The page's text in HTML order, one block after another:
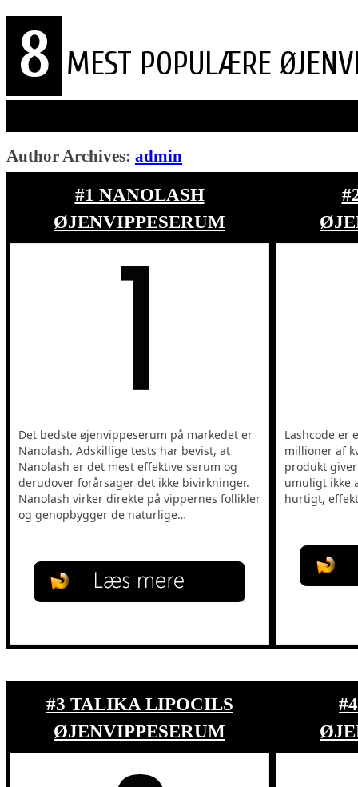
8 MEST POPULÆRE
Author Archives: admin
#1 NANOLASH
ØJENVIPPESERUM
Det bedste øjenvippeserum på markedet er
Nanolash. Adskillige tests har bevist, at
Nanolash er det mest effektive serum og
derudover forårsager det ikke bivirkninger.
Nanolash virker direkte på vippernes follikler
og genopbygger de naturlige…
Lashcode er
millioner af
produkt
umuligt ikke
hurtigt,
#3 TALIKA LIPOCILS
ØJENVIPPESERUM